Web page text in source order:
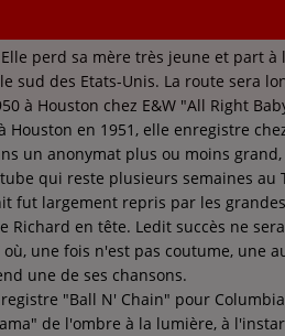
perd sa mère très jeune et part
sud des Etats-Unis. La route sera
à Houston chez E&W "All Right
Houston en 1951, elle enregistre
un anonymat plus ou moins
qui reste plusieurs semaines au
fut largement repris par les
Richard en tête. Ledit succès ne
une fois n'est pas coutume, une
une de ses chansons.
"Ball N' Chain" pour
de l'ombre à la lumière, à